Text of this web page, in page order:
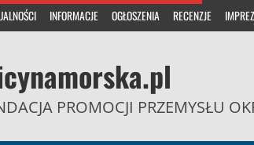
INFORMACJE OGŁOSZENIA RECENZJE
PROMOCJI PRZEMYSŁU